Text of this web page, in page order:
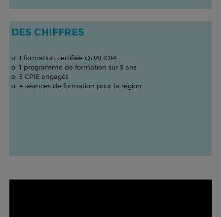
DES CHIFFRES
o 1 formation certifiée QUALIOPI
o 1 programme de formation sur 3 ans
o 3 CPIE engagés
o 4 séances de formation pour la région